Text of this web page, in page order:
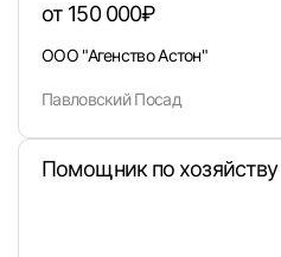
от 150 000₽
ООО "Агенство Астон"
Павловский Посад
Помощник по